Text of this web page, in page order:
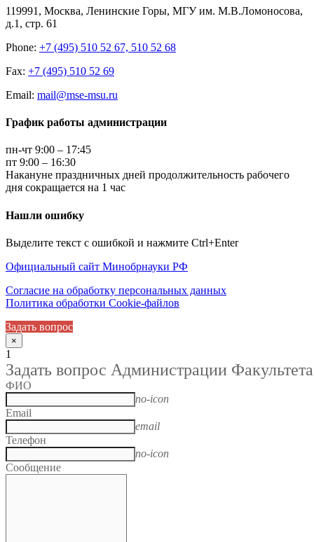
119991, Москва, Ленинские Горы, МГУ им. М.В.Ломоносова,
д.1, стр. 61
Phone: +7 (495) 510 52 67, 510 52 68
Fax: +7 (495) 510 52 69
Email: mail@mse-msu.ru
График работы администрации
пн-чт 9:00 – 17:45
пт 9:00 – 16:30
Накануне праздничных дней продолжительность рабочего
дня сокращается на 1 час
Нашли ошибку
Выделите текст с ошибкой и нажмите Ctrl+Enter
Официальный сайт Минобрнауки РФ
Согласие на обработку персональных данных
Политика обработки Cookie-файлов
Задать вопрос
×
1
Задать вопрос Администрации Факультета
ФИО
no-icon
Email
email
Телефон
no-icon
Сообщение